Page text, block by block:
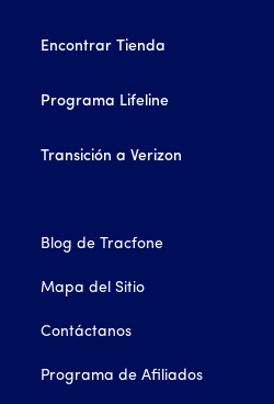
Encontrar Tienda
Programa Lifeline
Transición a Verizon
Blog de Tracfone
Mapa del Sitio
Contáctanos
Programa de Afiliados